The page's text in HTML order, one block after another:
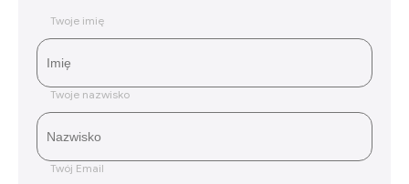
Twoje imię
Twoje nazwisko
Twój Email